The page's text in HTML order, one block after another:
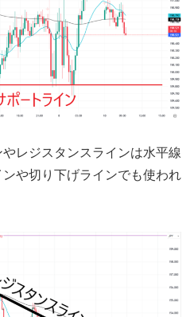
レジスタンスラインは水平線
や切り下げラインでも使われ